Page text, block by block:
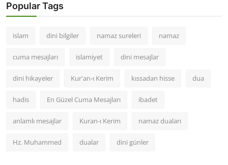
Popular Tags
islam dini bilgiler namaz sureleri namaz
cuma mesajları islamiyet dini mesajlar
dini hikayeler Kur'an-ı Kerim kıssadan hisse dua
hadis En Güzel Cuma Mesajları ibadet
anlamlı mesajlar Kuran-ı Kerim namaz duaları
Hz. Muhammed dualar dini günler